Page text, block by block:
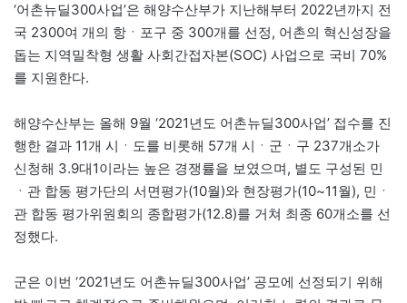
‘어촌뉴딜300사업’은 해양수산부가 지난해부터 2022년까지 전
국 2300여 개의 항ㆍ포구 중 300개를 선정, 어촌의 혁신성장을
돕는 지역밀착형 생활 사회간접자본(SOC) 사업으로 국비 70%
를 지원한다.
해양수산부는 올해 9월 ‘2021년도 어촌뉴딜300사업’ 접수를 진
행한 결과 11개 시ㆍ도를 비롯해 57개 시ㆍ군ㆍ구 237개소가
신청해 3.9대1이라는 높은 경쟁률을 보였으며, 별도 구성된 민
ㆍ관 합동 평가단의 서면평가(10월)와 현장평가(10~11월), 민ㆍ
관 합동 평가위원회의 종합평가(12.8)를 거쳐 최종 60개소를 선
정했다.
군은 이번 ‘2021년도 어촌뉴딜300사업’ 공모에 선정되기 위해